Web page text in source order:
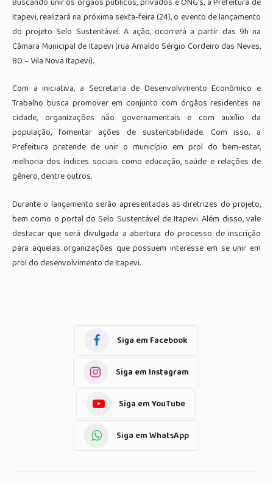
Itapevi, realizará na próxima sexta-feira (24), o evento de lançamento
do projeto Selo Sustentável. A ação, ocorrerá a partir das 9h na
Câmara Municipal de Itapevi (rua Arnaldo Sérgio Cordeiro das Neves,
80 – Vila Nova Itapevi).
Com a iniciativa, a Secretaria de Desenvolvimento Econômico e
Trabalho busca promover em conjunto com órgãos residentes na
cidade, organizações não governamentais e com auxílio da
população, fomentar ações de sustentabilidade. Com isso, a
Prefeitura pretende de unir o município em prol do bem-estar,
melhoria dos índices sociais como educação, saúde e relações de
gênero, dentre outros.
Durante o lançamento serão apresentadas as diretrizes do projeto,
bem como o portal do Selo Sustentável de Itapevi. Além disso, vale
destacar que será divulgada a abertura do processo de inscrição
para aquelas organizações que possuem interesse em se unir em
prol do desenvolvimento de Itapevi.
Siga em Facebook
Siga em Instagram
Siga em YouTube
Siga em WhatsApp